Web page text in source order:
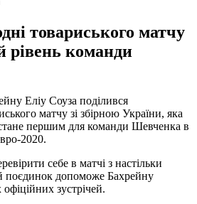
товариського матчу
рівень команди
Еліу Соуза поділився
матчу зі збірною України, яка
стане першим для команди Шевченка в
2020.
себе в матчі з настільки
допоможе Бахрейну
зустрічей.